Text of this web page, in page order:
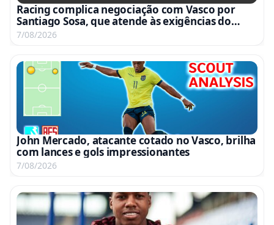
Racing complica negociação com Vasco por
Santiago Sosa, que atende às exigências do
clube argentino
7/08/2026
John Mercado, atacante cotado no Vasco, brilha
com lances e gols impressionantes
7/08/2026